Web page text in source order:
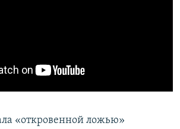
«откровенной ложью»